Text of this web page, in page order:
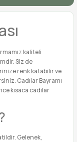
kaliteli
Siz de
renk katabilir ve
Cadılar Bayramı
kısaca cadılar
Gelenek,